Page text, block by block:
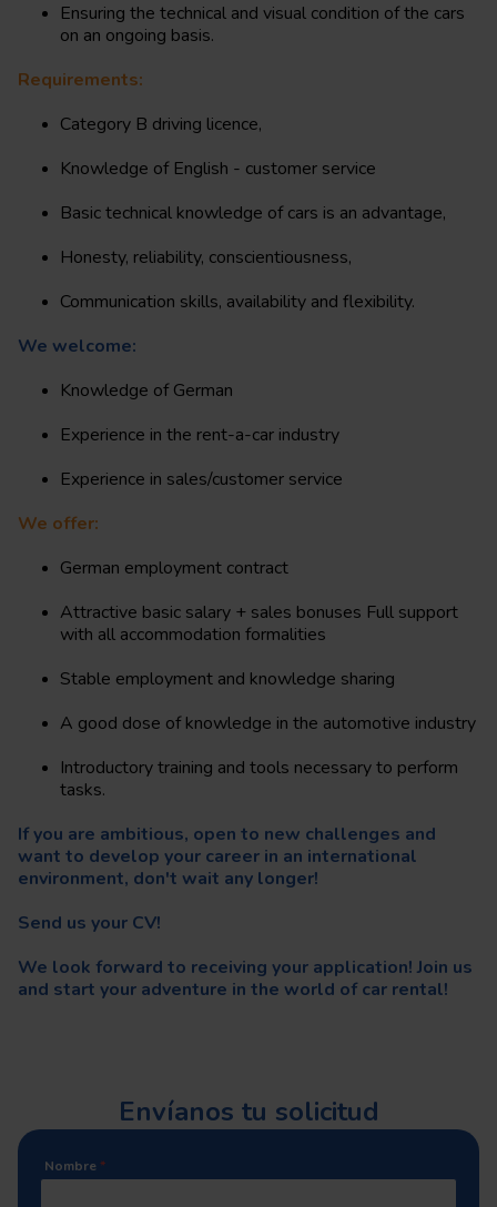
Ensuring the technical and visual condition of the cars
on an ongoing basis.
Requirements:
Category B driving licence,
Knowledge of English - customer service
Basic technical knowledge of cars is an advantage,
Honesty, reliability, conscientiousness,
Communication skills, availability and flexibility.
We welcome:
Knowledge of German
Experience in the rent-a-car industry
Experience in sales/customer service
We offer:
German employment contract
Attractive basic salary + sales bonuses Full support
with all accommodation formalities
Stable employment and knowledge sharing
A good dose of knowledge in the automotive industry
Introductory training and tools necessary to perform
tasks.
If you are ambitious, open to new challenges and
want to develop your career in an international
environment, don't wait any longer!
Send us your CV!
We look forward to receiving your application! Join us
and start your adventure in the world of car rental!
Envíanos tu solicitud
Nombre*